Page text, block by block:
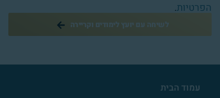
הפרטיות.
לשיחה עם יועץ לימודים וקריירה
עמוד הבית